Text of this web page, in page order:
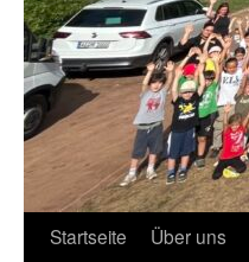
Zum
Startseite Über uns